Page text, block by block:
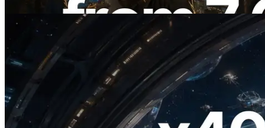
Leer este artículo